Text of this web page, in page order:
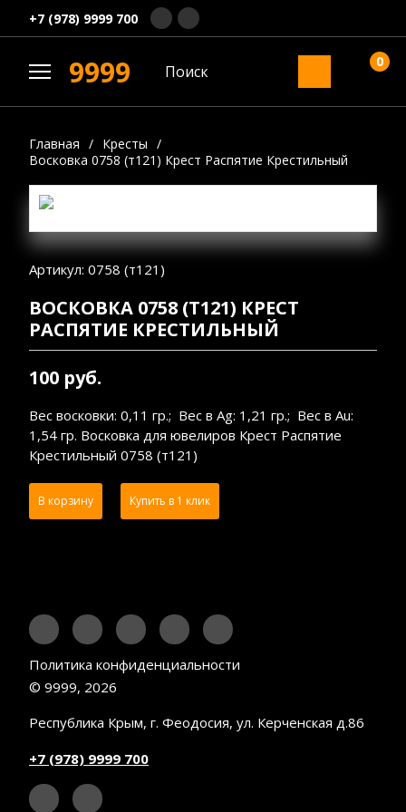
+7 (978) 9999 700
9999 0
Главная / Кресты /
Восковка 0758 (т121) Крест Распятие Крестильный
Артикул: 0758 (т121)
ВОСКОВКА 0758 (Т121) КРЕСТ
РАСПЯТИЕ КРЕСТИЛЬНЫЙ
100 руб.
Вес восковки: 0,11 гр.; Вес в Ag: 1,21 гр.; Вес в Au:
1,54 гр. Восковка для ювелиров Крест Распятие
Крестильный 0758 (т121)
В корзину Купить в 1 клик
Политика конфиденциальности
© 9999, 2026
Республика Крым, г. Феодосия, ул. Керченская д.86
+7 (978) 9999 700